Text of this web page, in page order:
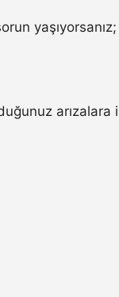
arızalara